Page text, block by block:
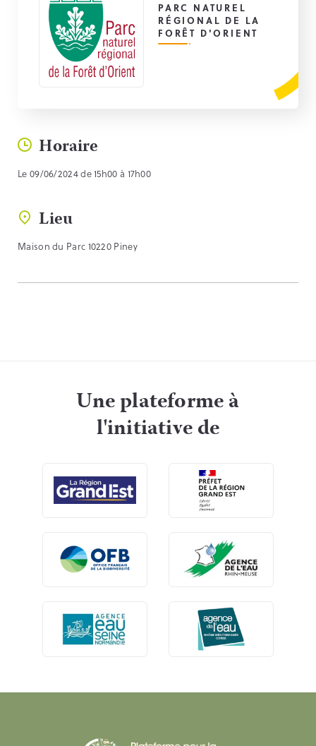
PARC NATUREL
RÉGIONAL DE LA
FORÊT D'ORIENT
Horaire
Le 09/06/2024 de 15h00 à 17h00
Lieu
Maison du Parc 10220 Piney
Une plateforme à
l'initiative de